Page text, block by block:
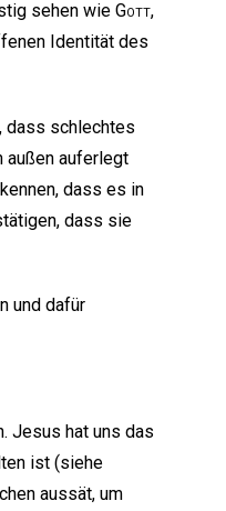
sehen wie Gott,
Identität des
dass schlechtes
außen auferlegt
dass es in
dass sie
und dafür
Jesus hat uns das
ist (siehe
aussät, um